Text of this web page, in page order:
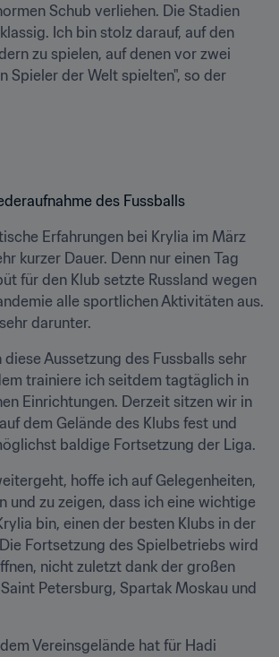
Schub verliehen. Die Stadien
Ich bin stolz darauf, auf den
zu spielen, auf denen vor zwei
Spieler der Welt spielten", so der
des Fussballs
Erfahrungen bei Krylia im März
kurzer Dauer. Denn nur einen Tag
für den Klub setzte Russland wegen
alle sportlichen Aktivitäten aus.
darunter.
Aussetzung des Fussballs sehr
trainiere ich seitdem tagtäglich in
Einrichtungen. Derzeit sitzen wir in
dem Gelände des Klubs fest und
baldige Fortsetzung der Liga.
hoffe ich auf Gelegenheiten,
und zu zeigen, dass ich eine wichtige
bin, einen der besten Klubs in der
Fortsetzung des Spielbetriebs wird
nicht zuletzt dank der großen
Petersburg, Spartak Moskau und
Vereinsgelände hat für Hadi